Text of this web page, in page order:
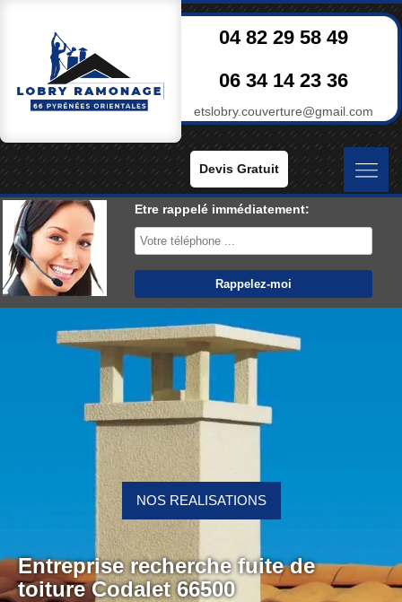
04 82 29 58 49
06 34 14 23 36
etslobry.couverture@gmail.com
Devis Gratuit
Etre rappelé immédiatement:
Entreprise recherche fuite de
toiture Codalet 66500
NOS REALISATIONS